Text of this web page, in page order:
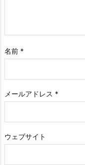
名前 *
メールアドレス *
ウェブサイト